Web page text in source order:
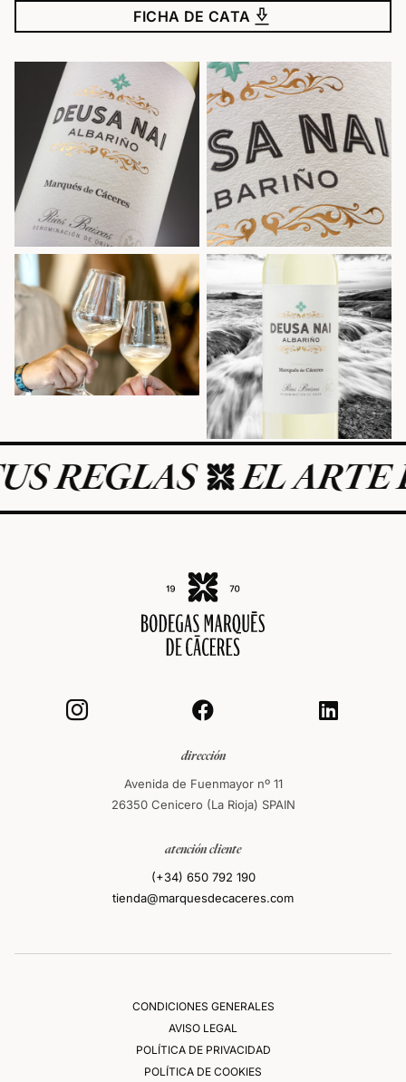
FICHA DE CATA download_2
EL ARTE DE
  
dirección
Avenida de Fuenmayor nº 11
26350 Cenicero (La Rioja) SPAIN
atención cliente
(+34) 650 792 190
tienda@marquesdecaceres.com
CONDICIONES GENERALES
AVISO LEGAL
POLÍTICA DE PRIVACIDAD
POLÍTICA DE COOKIES